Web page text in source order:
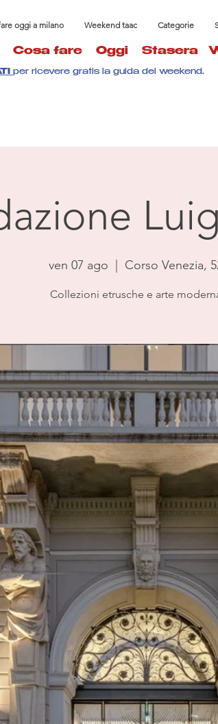
oggi a milano Weekend taac Categorie
Cosa fare Oggi Stasera
per ricevere gratis la guida del weekend.
ven 07 ago Corso Venezia,
Collezioni etrusche e arte